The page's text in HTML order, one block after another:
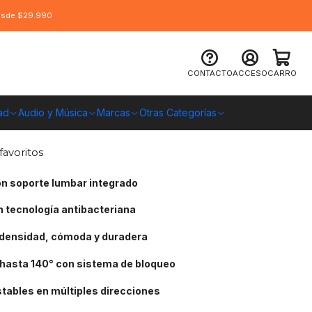
CONTACTOACCESOCARRO
Audio y Música Marcas Otras Categorías
$29.990
SL3800 HygennX Black/White
CHILE
soporte lumbar integrado
tecnología antibacteriana
cómoda y duradera
140° con sistema de bloqueo
en múltiples direcciones